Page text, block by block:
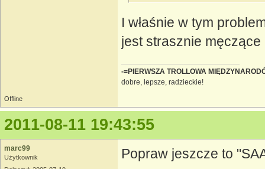
I właśnie w tym
jest strasznie
-=PIERWSZA TROLLOWA
dobre, lepsze, radzieckie!
Offline
2011-08-11 19:43:55
marc99
Użytkownik
Popraw jeszcze to